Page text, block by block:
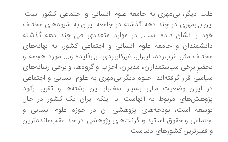
دیگر، بی‌مهری به جامعه علوم انسانی و اجتماعی کشور است.
بی‌مهری در چند دهه گذشته در جامعه ایران به شیوه‌های مختلف
را نشان داده است. در موارد متعددی طی چند دهه گذشته
و جامعه علوم انسانی و اجتماعی کشور، به بهانه‌های
مثل غرب‌زده، لیبرال، غیرکاربردی، بی‌فایده و... مورد هجمه و
برخی سیاستمداران، مدیران، احزاب و گروه‌ها، و برخی رسانه‌های
قرار گرفته‌اند. جلوه دیگر بی‌مهری به علوم انسانی و اجتماعی
ایران وضعیت مالی بسیار اسف‌بار این رشته‌ها و تقریبا رکود
مربوط به آنهاست. با اینکه ایران یک کشور در حال
است، بودجه‌های پژوهشی آن در حوزه علوم انسانی و
و حقوق اساتید و گرنت‌های پژوهشی در حد عقب‌مانده‌ترین
کشورهای دنیاست.